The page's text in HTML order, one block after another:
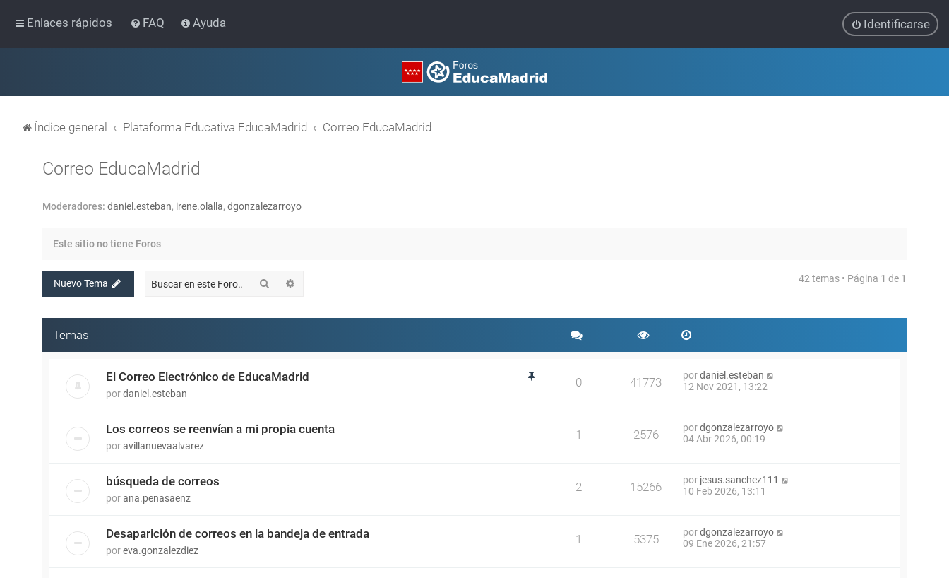
Enlaces rápidos FAQ Ayuda Identificarse
Índice general Plataforma Educativa EducaMadrid Correo EducaMadrid
Correo EducaMadrid
Moderadores: daniel.esteban, irene.olalla, dgonzalezarroyo
Este sitio no tiene Foros
Nuevo Tema Buscar 42 temas • Página 1 de 1
Temas
El Correo Electrónico de EducaMadrid
pordaniel.esteban
0 41773 pordaniel.esteban
12 Nov 2021, 13:22
Los correos se reenvían a mi propia cuenta
poravillanuevaalvarez
1 2576 pordgonzalezarroyo
04 Abr 2026, 00:19
búsqueda de correos
porana.penasaenz
2 15266 por jesus.sanchez111
10 Feb 2026, 13:11
Desaparición de correos en la bandeja de entrada
poreva.gonzalezdiez
1 5375 pordgonzalezarroyo
09 Ene 2026, 21:57